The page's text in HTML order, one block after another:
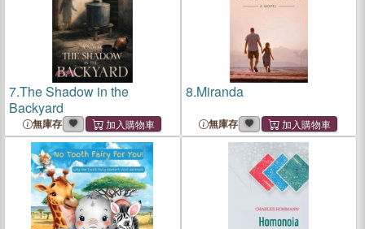
7.The Shadow in the
Backyard
無庫存
8.Miranda
無庫存